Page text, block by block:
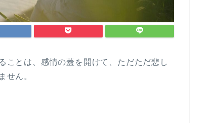
ことは、感情の蓋を開けて、ただただ悲し
せん。